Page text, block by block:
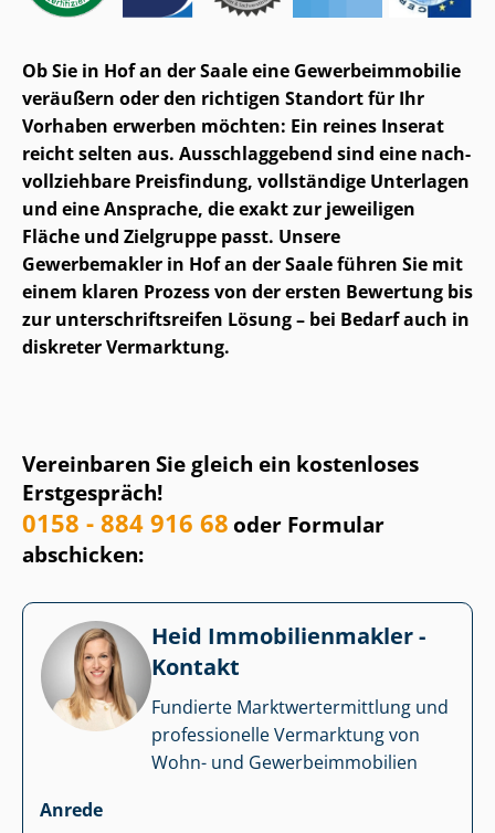
Ob Sie in Hof an der Saale eine Ge­wer­be­im­mo­bi­lie
veräußern oder den richtigen Standort für Ihr
Vorhaben erwerben möchten: Ein reines Inserat
reicht selten aus. Ausschlaggebend sind eine nach­
voll­zieh­ba­re Preisfindung, vollständige Unterlagen
und eine Ansprache, die exakt zur jeweiligen
Fläche und Zielgruppe passt. Unsere
Gewerbemakler in Hof an der Saale führen Sie mit
einem klaren Prozess von der ersten Bewertung bis
zur un­ter­schrifts­rei­fen Lösung – bei Bedarf auch in
diskreter Vermarktung.
Vereinbaren Sie gleich ein kostenloses
Erstgespräch!
0158 - 884 916 68oder Formular
abschicken:
Heid Im­mo­bi­li­en­mak­ler -
Kontakt
Fundierte Markt­wert­ermitt­lung und
professionelle Vermarktung von
Wohn- und Ge­wer­be­im­mo­bi­li­en
Anrede